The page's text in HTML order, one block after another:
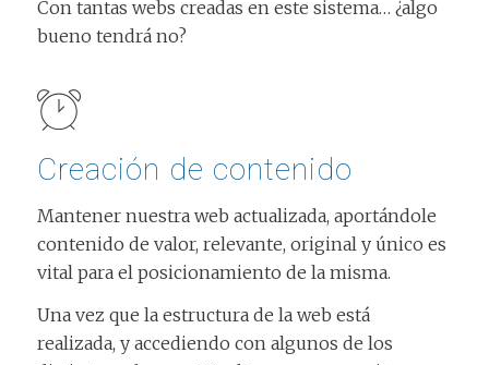
Con tantas webs creadas en este sistema… ¿algo
bueno tendrá no?
Creación de contenido
Mantener nuestra web actualizada, aportándole
contenido de valor, relevante, original y único es
vital para el posicionamiento de la misma.
Una vez que la estructura de la web está
realizada, y accediendo con algunos de los